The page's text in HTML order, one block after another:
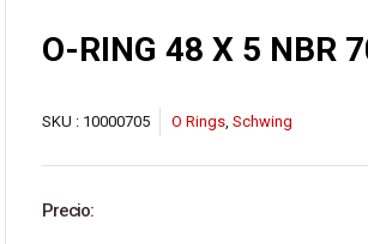
O-RING 48 X 5 NBR
SKU : 10000705 O Rings, Schwing
Precio: